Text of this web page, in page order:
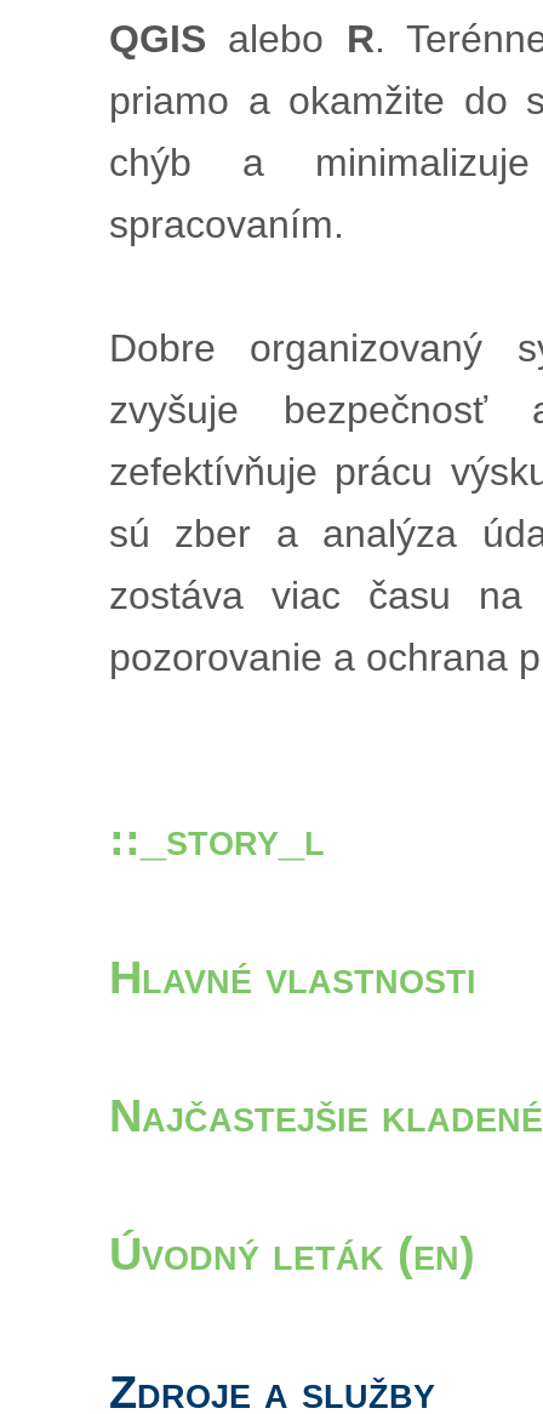
QGIS alebo R.
priamo a okamžite do
chýb a
spracovaním.
Dobre organizovaný
zvyšuje
zefektívňuje prácu
sú zber a analýza
zostáva viac času
pozorovanie a ochrana
::_story_l
Hlavné vlastnosti
Najčastejšie
Úvodný leták (en)
Zdroje a služby